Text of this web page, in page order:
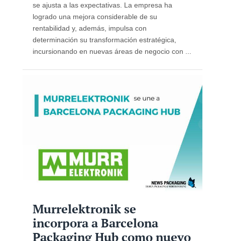
se ajusta a las expectativas. La empresa ha
logrado una mejora considerable de su
rentabilidad y, además, impulsa con
determinación su transformación estratégica,
incursionando en nuevas áreas de negocio con ...
Murrelektronik se
incorpora a Barcelona
Packaging Hub como nuevo